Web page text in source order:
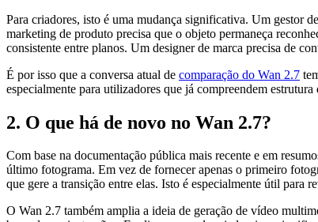
Para criadores, isto é uma mudança significativa. Um gestor
marketing de produto precisa que o objeto permaneça
consistente entre planos. Um designer de marca precisa de
É por isso que a conversa atual de comparação do Wan 2.7
especialmente para utilizadores que já compreendem
2. O que há de novo no Wan 2.7?
Com base na documentação pública mais recente e em
último fotograma. Em vez de fornecer apenas o primeiro
que gere a transição entre elas. Isto é especialmente útil para
O Wan 2.7 também amplia a ideia de geração de vídeo